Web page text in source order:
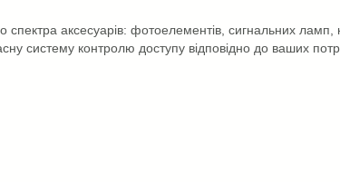
аксесуарів: фотоелементів, сигнальних ламп,
систему контролю доступу відповідно до ваших